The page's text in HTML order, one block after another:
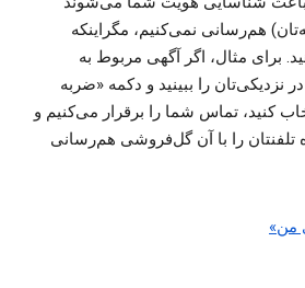
هم‌رسانی نمی‌کنیم، مگراینکه
برای مثال، اگر آگهی‌ مربوط به
را ببینید و دکمه «ضربه
کنید، تماس شما را برقرار می‌کنیم و
را با آن گل‌فروشی هم‌رسانی
من»